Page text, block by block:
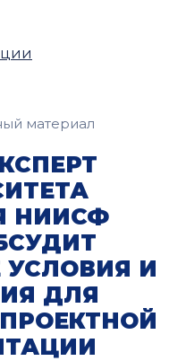
материал
НИИСФ
УСЛОВИЯ И
ДЛЯ